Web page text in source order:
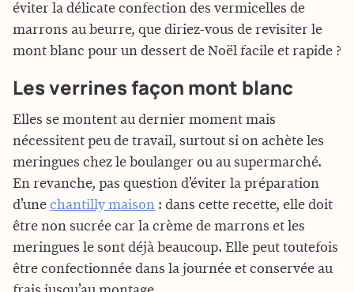
éviter la délicate confection des vermicelles de
marrons au beurre, que diriez-vous de revisiter le
mont blanc pour un dessert de Noël facile et rapide ?
Les verrines façon mont blanc
Elles se montent au dernier moment mais
nécessitent peu de travail, surtout si on achète les
meringues chez le boulanger ou au supermarché.
En revanche, pas question d’éviter la préparation
d’une chantilly maison : dans cette recette, elle doit
être non sucrée car la crème de marrons et les
meringues le sont déjà beaucoup. Elle peut toutefois
être confectionnée dans la journée et conservée au